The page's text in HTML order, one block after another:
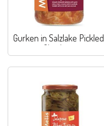
Gurken in Salzlake Pickled
Gherkins